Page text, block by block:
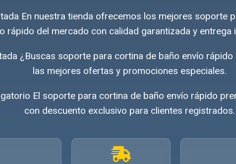
En nuestra tienda ofrecemos los mejores soporte
rápido del mercado con calidad garantizada y entrega
¿Buscas soporte para cortina de baño envío
las mejores ofertas y promociones especiales.
El soporte para cortina de baño envío rápido
con descuento exclusivo para clientes registrados.